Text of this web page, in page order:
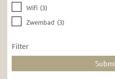
Wifi (3)
Zwembad (3)
Filter